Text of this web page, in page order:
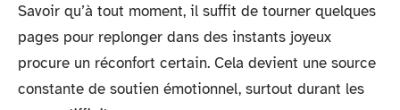
Savoir qu’à tout moment, il suffit de tourner quelques
pages pour replonger dans des instants joyeux
procure un réconfort certain. Cela devient une source
constante de soutien émotionnel, surtout durant les